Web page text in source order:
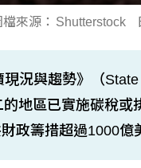
檔來源： Shutterstock
況與趨勢》（
地區已實施碳稅
政籌措超過1000億